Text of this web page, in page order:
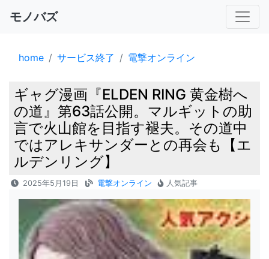
モノバズ
home サービス終了 電撃オンライン
ギャグ漫画『ELDEN RING 黄金樹へ
の道』第63話公開。マルギットの助
言で火山館を目指す褪夫。その道中
ではアレキサンダーとの再会も【エ
ルデンリング】
2025年5月19日 電撃オンライン 人気記事